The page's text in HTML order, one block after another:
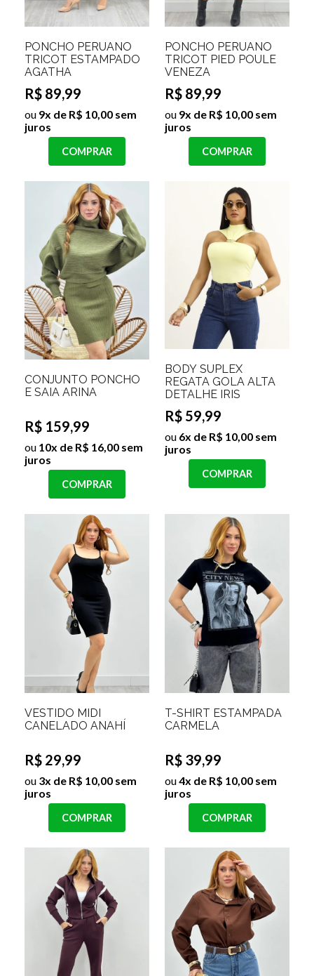
PONCHO PERUANO
TRICOT ESTAMPADO
AGATHA
R$ 89,99
ou 9x de R$ 10,00 sem
juros
COMPRAR
PONCHO PERUANO
TRICOT PIED POULE
VENEZA
R$ 89,99
ou 9x de R$ 10,00 sem
juros
COMPRAR
CONJUNTO PONCHO
E SAIA ARINA
R$ 159,99
ou 10x de R$ 16,00 sem
juros
COMPRAR
BODY SUPLEX
REGATA GOLA ALTA
DETALHE IRIS
R$ 59,99
ou 6x de R$ 10,00 sem
juros
COMPRAR
VESTIDO MIDI
CANELADO ANAHÍ
R$ 29,99
ou 3x de R$ 10,00 sem
juros
COMPRAR
T-SHIRT ESTAMPADA
CARMELA
R$ 39,99
ou4x de R$ 10,00 sem
juros
COMPRAR